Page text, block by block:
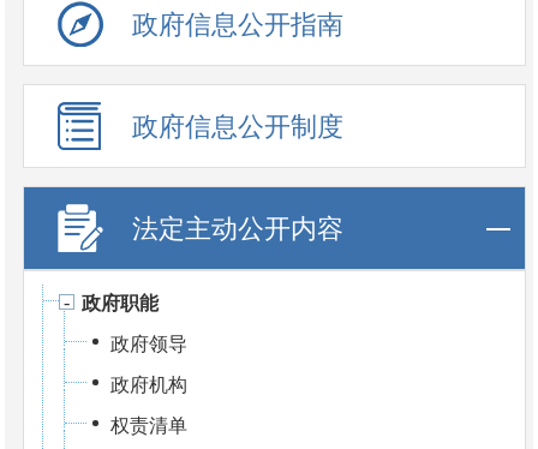
政府信息公开指南
政府信息公开制度
法定主动公开内容
政府职能
政府领导
政府机构
权责清单